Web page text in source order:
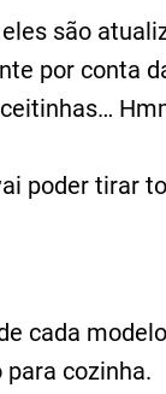
são
por conta
poder tirar
cada modelo
cozinha.